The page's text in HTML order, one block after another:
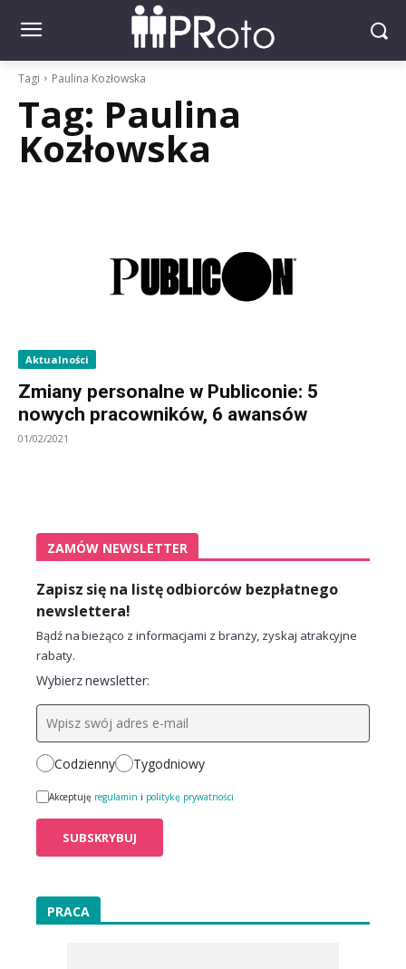
Tagi Paulina Kozłowska
Tag: Paulina
Kozłowska
Aktualności
Zmiany personalne w Publiconie: 5
nowych pracowników, 6 awansów
01/02/2021
ZAMÓW NEWSLETTER
Zapisz się na listę odbiorców bezpłatnego
newslettera!
Bądź na bieżąco z informacjami z branży, zyskaj atrakcyjne
rabaty.
Wybierz newsletter:
Codzienny Tygodniowy
Akceptuję regulamin i politykę prywatności
PRACA